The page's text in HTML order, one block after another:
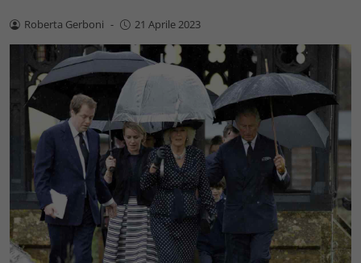
Roberta Gerboni - 21 Aprile 2023